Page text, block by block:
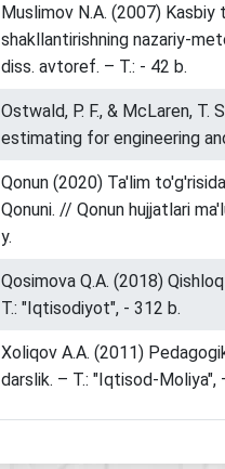
Muslimov N.A. (2007) Kasbiy
shakllantirishning nazariy-
diss. avtoref. – T.: - 42 b.
Ostwald, P. F., & McLaren, T.
estimating for engineering
Qonun (2020) Ta'lim
Qonuni. // Qonun hujjatlari
y.
Qosimova Q.A. (2018)
T.: "Iqtisodiyot", - 312 b.
Xoliqov A.A. (2011)
darslik. – T.: "Iqtisod-Moliya",